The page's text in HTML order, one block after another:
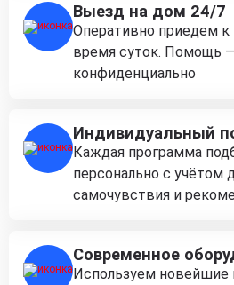
Выезд на дом 24/7
Оперативно приедем
время суток. Помощь
конфиденциально
Индивидуальный
Каждая программа
персонально с учётом
самочувствия и
Современное
Используем